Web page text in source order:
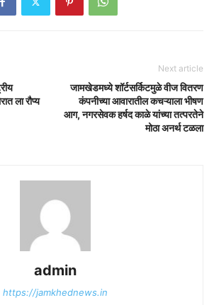
ला रौप्य
Next article
जामखेडमध्ये शॉर्टसर्किटमुळे वीज वितरण
कंपनीच्या आवारातील कचऱ्याला भीषण
आग, नगरसेवक हर्षद काळे यांच्या तत्परतेने
मोठा अनर्थ टळला
admin
https://jamkhednews.in